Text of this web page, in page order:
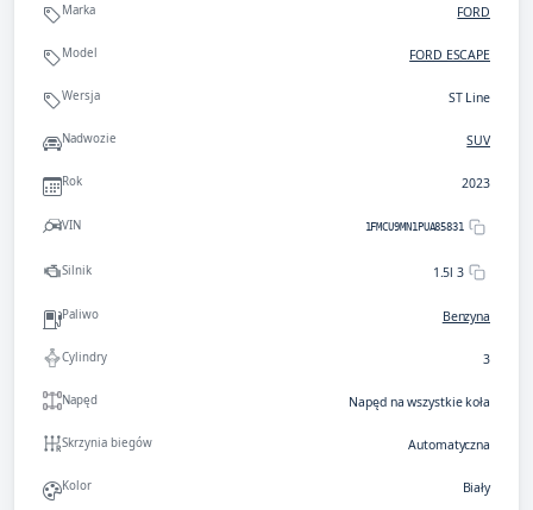
Marka FORD
Model FORD ESCAPE
Wersja ST Line
Nadwozie SUV
Rok 2023
VIN 1FMCU9MN1PUA85831
Silnik 1.5l 3
Paliwo Benzyna
Cylindry 3
Napęd Napęd na wszystkie koła
Skrzynia biegów Automatyczna
Kolor Biały